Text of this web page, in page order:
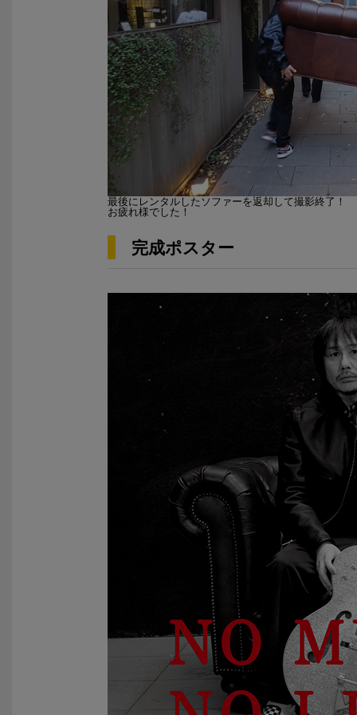
最後にレンタルしたソファーを返却して撮影終了！
お疲れ様でした！
完成ポスター